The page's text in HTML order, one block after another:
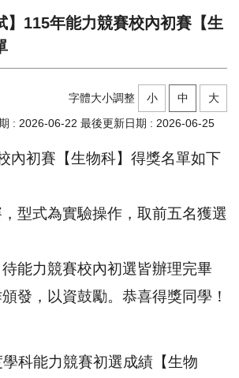
】115年能力競賽校內初賽【生
字體大小調整 小 中
大
: 2026-06-22 最後更新日期 : 2026-06-25
內初賽【生物科】得獎名單如下
型式為實驗操作，取前五名獲選
能力競賽校內初選皆辦理完畢
頒發，以資鼓勵。恭喜得獎同學！
科能力競賽初選成績【生物